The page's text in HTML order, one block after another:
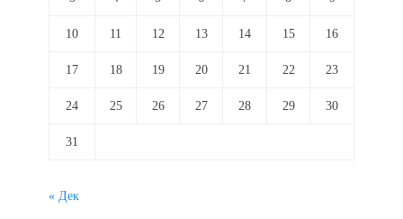
10 11 12 13 14 15 16
17 18 19 20 21 22 23
24 25 26 27 28 29 30
31
« Дек